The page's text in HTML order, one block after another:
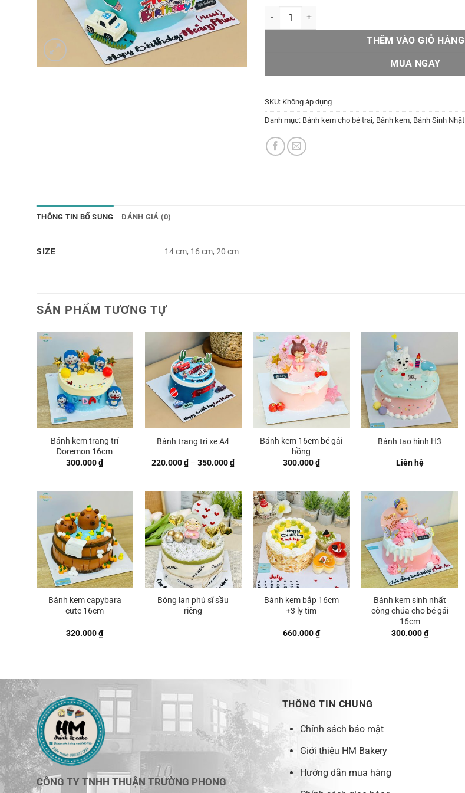
Bánh trang trí xe A1 số lượng
THÊM VÀO GIỎ HÀNG
MUA NGAY
SKU: Không áp dụng
Danh mục: Bánh kem cho bé trai Bánh kem Bánh Sinh Nhật
THÔNG TIN BỔ SUNG ĐÁNH GIÁ (0)
SIZE 14 cm, 16 cm, 20 cm
SẢN PHẨM TƯƠNG TỰ
Bánh kem trang trí
Doremon 16cm
300.000₫
Bánh trang trí xe A4
220.000₫ – 350.000₫Khoảng
giá:
đến
350.000 ₫
Bánh kem 16cm bé gái
hồng
300.000₫
Bánh tạo hình H3
Liên hệ
Bánh kem capybara
cute 16cm
320.000₫
Bông lan phú sĩ sầu
riêng
Bánh kem bắp 16cm
+3 ly tim
660.000₫
Bánh kem sinh nhất
công chúa cho bé gái
16cm
300.000₫
CÔNG TY TNHH THUẬN TRƯỜNG PHONG
THÔNG TIN CHUNG
Chính sách bảo mật
Giới thiệu HM Bakery
Hướng dẫn mua hàng